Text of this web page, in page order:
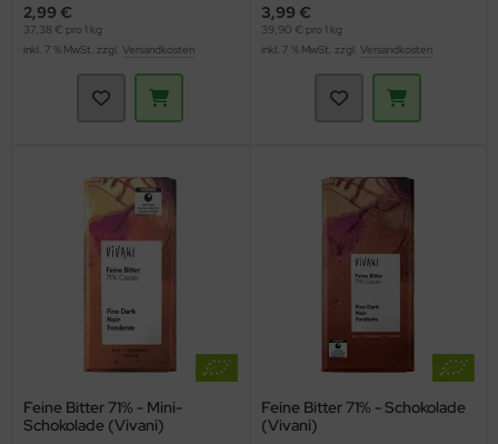
2,99 €
37,38 € pro 1 kg
inkl. 7 % MwSt. zzgl. Versandkosten
3,99 €
39,90 € pro 1 kg
inkl. 7 % MwSt. zzgl. Versandkosten
Feine Bitter 71% - Mini-
Schokolade (Vivani)
Feine Bitter 71% - Schokolade
(Vivani)